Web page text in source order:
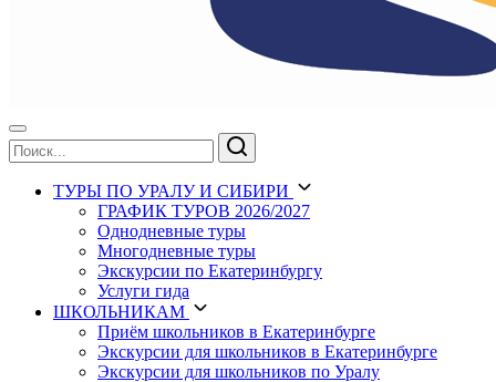
ТУРЫ ПО УРАЛУ И СИБИРИ
ГРАФИК ТУРОВ 2026/2027
Однодневные туры
Многодневные туры
Экскурсии по Екатеринбургу
Услуги гида
ШКОЛЬНИКАМ
Приём школьников в Екатеринбурге
Экскурсии для школьников в Екатеринбурге
Экскурсии для школьников по Уралу